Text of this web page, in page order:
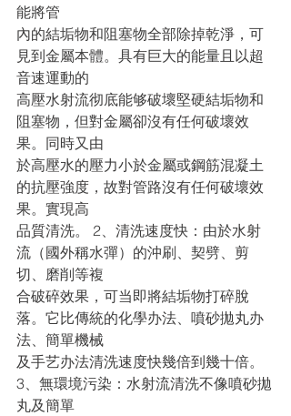
能將管
內的結垢物和阻塞物全部除掉乾淨，可
見到金屬本體。具有巨大的能量且以超
音速運動的
高壓水射流彻底能够破壞堅硬結垢物和
阻塞物，但對金屬卻沒有任何破壞效
果。同時又由
於高壓水的壓力小於金屬或鋼筋混凝土
的抗壓強度，故對管路沒有任何破壞效
果。實現高
品質清洗。 2、清洗速度快：由於水射
流（國外稱水彈）的沖刷、契劈、剪
切、磨削等複
合破碎效果，可当即將結垢物打碎脫
落。它比傳統的化學办法、噴砂拋丸办
法、簡單機械
及手艺办法清洗速度快幾倍到幾十倍。
3、無環境污染：水射流清洗不像噴砂拋
丸及簡單